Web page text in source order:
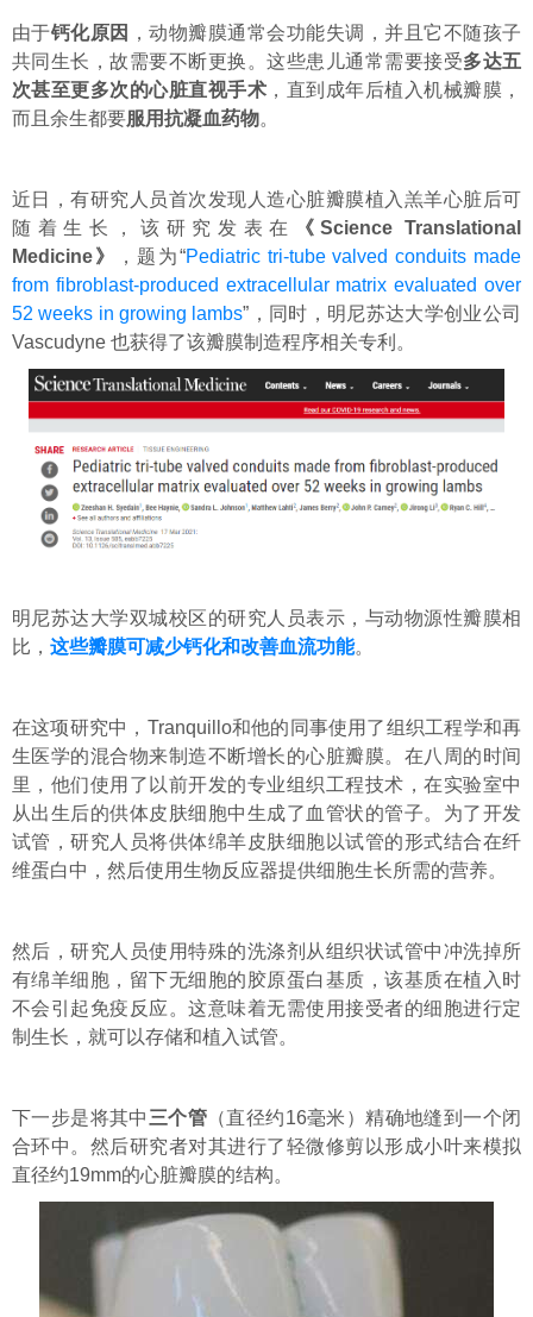
由于钙化原因
，动物瓣膜通常会功能失调，并且它不随孩子
共同生长，故需要不断更换。这些患儿通常需要接受多达五
次甚至更多次的心脏直视手术 ，直到成年后植入机械瓣膜，
而且余生都要服用抗凝血药物。
近日，有研究人员首次发现人造心脏瓣膜植入羔羊心脏后可
随着生长，该研究 发表在
《Science Translational
Medicine》
，题为“Pediatric tri-tube valved conduits made
from fibroblast-produced extracellular matrix evaluated over
52 weeks in growing lambs”，同时， 明尼苏达大学创业公司
Vascudyne 也获得了该瓣膜制造程序相关专利。
明尼苏达大学双城校区的研究人员表示，与动物源性瓣膜相
比， 这些瓣膜可减少钙化和改善血流功能。
在这项研究中，Tranquillo和他的同事使用了组织工程学和再
生医学的混合物来制造不断增长的心脏瓣膜。在八周的时间
里，他们使用了以前开发的专业组织工程技术，在实验室中
从出生后的供体皮肤细胞中生成了血管状的管子。为了开发
试管，研究人员将供体绵羊皮肤细胞以试管的形式结合在纤
维蛋白中，然后使用生物反应器提供细胞生长所需的营养。
然后，研究人员使用特殊的洗涤剂从组织状试管中冲洗掉所
有绵羊细胞，留下无细胞的胶原蛋白基质，该基质在植入时
不会引起免疫反应。这意味着无需使用接受者的细胞进行定
制生长，就可以存储和植入试管。
下一步是将其中 三个管 （直径约16毫米）精确地缝到一个闭
合环中。然后研究者对其进行了轻微修剪以形成小叶来模拟
直径约19mm的心脏瓣膜的结构。